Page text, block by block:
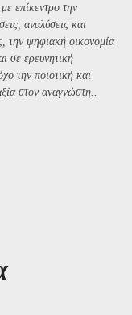
επίκεντρο την
αναλύσεις και
την ψηφιακή οικονομία
σε ερευνητική
την ποιοτική και
στον αναγνώστη..